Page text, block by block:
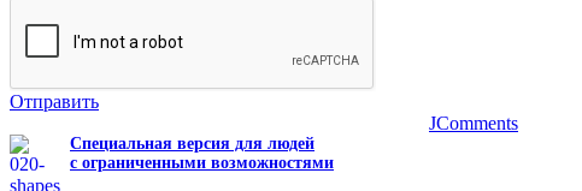
Отправить
JComments
Специальная версия для людей
с ограниченными возможностями